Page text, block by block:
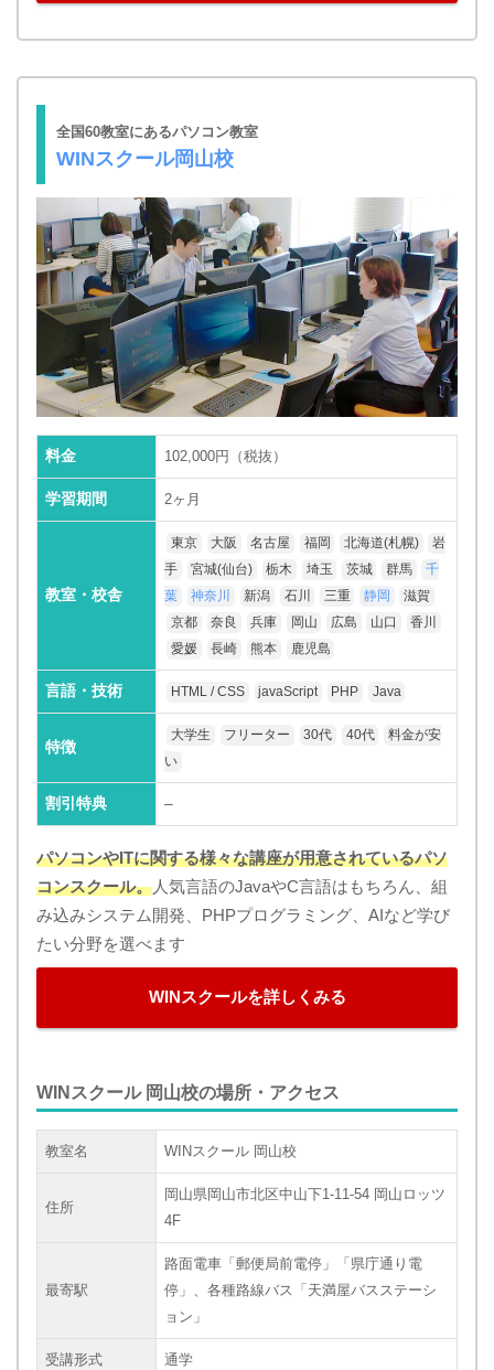
全国60教室にあるパソコン教室
WINスクール岡山校
料金 102,000円（税抜）
学習期間 2ヶ月
教室・校舎
東京 大阪 名古屋 福岡 北海道(札幌)
岩
手
宮城(仙台) 栃木 埼玉 茨城 群馬
千
葉
神奈川 新潟 石川 三重 静岡
滋賀
京都
奈良 兵庫 岡山 広島 山口
香川
愛媛
長崎 熊本 鹿児島
言語・技術 HTML / CSS javaScript PHP Java
特徴
大学生 フリーター 30代 40代
料金が安
い
割引特典 –
パソコンやITに関する様々な講座が用意されているパソ
コンスクール。人気言語のJavaやC言語はもちろん、組
み込みシステム開発、PHPプログラミング、AIなど学び
たい分野を選べます
WINスクールを詳しくみる
WINスクール 岡山校の場所・アクセス
教室名 WINスクール 岡山校
住所
岡山県岡山市北区中山下1-11-54 岡山ロッツ
4F
最寄駅
路面電車「郵便局前電停」「県庁通り電
停」、各種路線バス「天満屋バスステーシ
ョン」
受講形式 通学